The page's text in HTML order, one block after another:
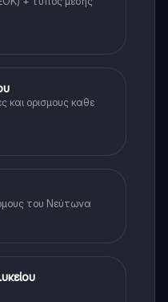
και ορισμους καθε
του Νεύτωνα